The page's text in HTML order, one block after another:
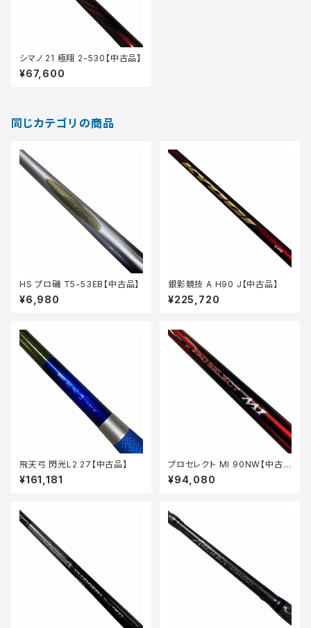
シマノ 21 極翔 2-530【中古品】
¥67,600
同じカテゴリの商品
HS プロ磯 T5-53EB【中古品】
¥6,980
銀影競技 A H90 J【中古品】
¥225,720
飛天弓 閃光L2 27【中古品】
¥161,181
プロセレクト MI 90NW【中古
品】
¥94,080